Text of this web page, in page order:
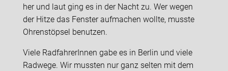
her und laut ging es in der Nacht zu. Wer wegen
der Hitze das Fenster aufmachen wollte, musste
Ohrenstöpsel benutzen.
Viele RadfahrerInnen gabe es in Berlin und viele
Radwege. Wir mussten nur ganz selten mit dem